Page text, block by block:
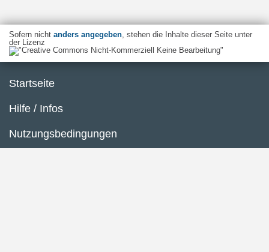
Sofern nicht anders angegeben, stehen die Inhalte dieser Seite unter
der Lizenz
Startseite
Hilfe / Infos
Nutzungsbedingungen